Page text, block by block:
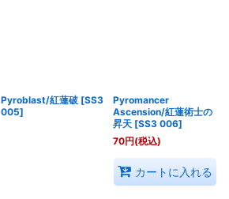
Pyroblast/紅蓮破 [SS3
005]
Pyromancer
Ascension/紅蓮術士の
昇天 [SS3 006]
70円(税込)
カートに入れる